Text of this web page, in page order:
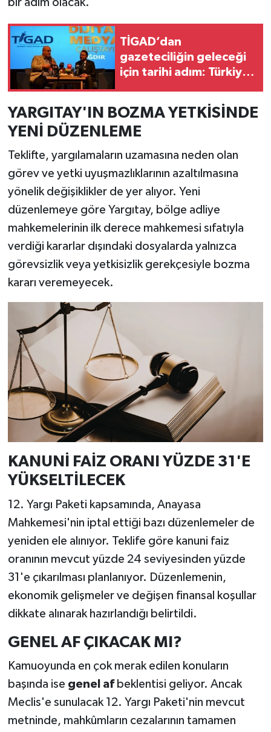
TİGAD’dan
gazeteciliğin geleceği
için tarihi adım: Türkiye
dosyası Bakan Gürlek’e
sunuldu
YARGITAY'IN BOZMA YETKİSİNDE
YENİ DÜZENLEME
Teklifte, yargılamaların uzamasına neden olan
görev ve yetki uyuşmazlıklarının azaltılmasına
yönelik değişiklikler de yer alıyor. Yeni
düzenlemeye göre Yargıtay, bölge adliye
mahkemelerinin ilk derece mahkemesi sıfatıyla
verdiği kararlar dışındaki dosyalarda yalnızca
görevsizlik veya yetkisizlik gerekçesiyle bozma
kararı veremeyecek.
KANUNİ FAİZ ORANI YÜZDE 31'E
YÜKSELTİLECEK
12. Yargı Paketi kapsamında, Anayasa
Mahkemesi'nin iptal ettiği bazı düzenlemeler de
yeniden ele alınıyor. Teklife göre kanuni faiz
oranının mevcut yüzde 24 seviyesinden yüzde
31'e çıkarılması planlanıyor. Düzenlemenin,
ekonomik gelişmeler ve değişen finansal koşullar
dikkate alınarak hazırlandığı belirtildi.
GENEL AF ÇIKACAK MI?
Kamuoyunda en çok merak edilen konuların
başında ise genel afbeklentisi geliyor. Ancak
Meclis'e sunulacak 12. Yargı Paketi'nin mevcut
metninde, mahkûmların cezalarının tamamen